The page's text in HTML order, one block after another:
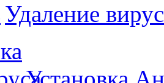
Удаление